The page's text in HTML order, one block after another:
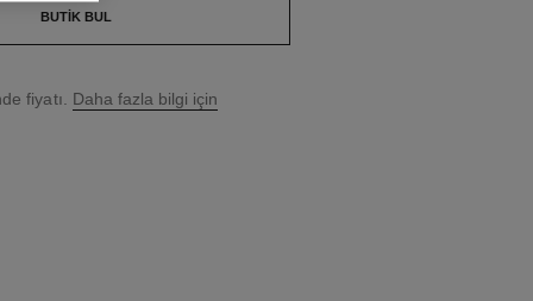
BUTIK BUL
fiyatı. Daha fazla bilgi için